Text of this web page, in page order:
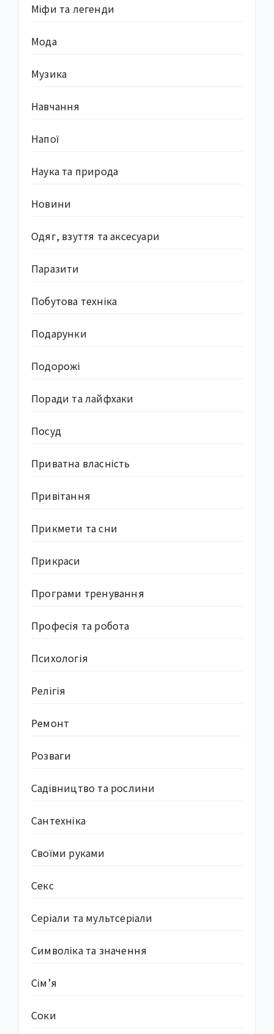
Міфи та легенди
Мода
Музика
Навчання
Напої
Наука та природа
Новини
Одяг, взуття та аксесуари
Паразити
Побутова техніка
Подарунки
Подорожі
Поради та лайфхаки
Посуд
Приватна власність
Привітання
Прикмети та сни
Прикраси
Програми тренування
Професія та робота
Психологія
Релігія
Ремонт
Розваги
Садівництво та рослини
Сантехніка
Своїми руками
Секс
Серіали та мультсеріали
Символіка та значення
Сім’я
Соки